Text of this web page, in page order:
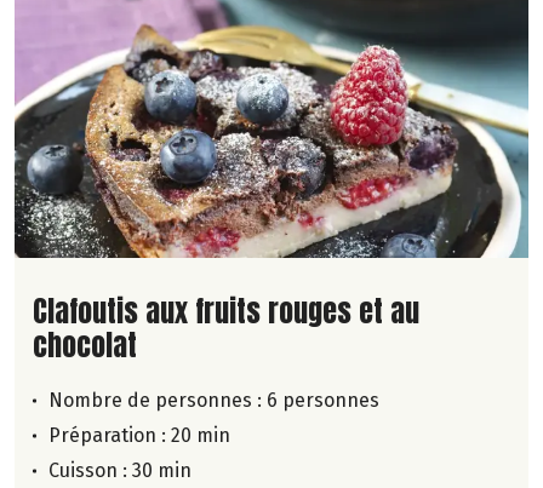
Lire la suite de la recette
Clafoutis aux fruits rouges et au
chocolat
Nombre de personnes : 6 personnes
Préparation : 20 min
Cuisson : 30 min